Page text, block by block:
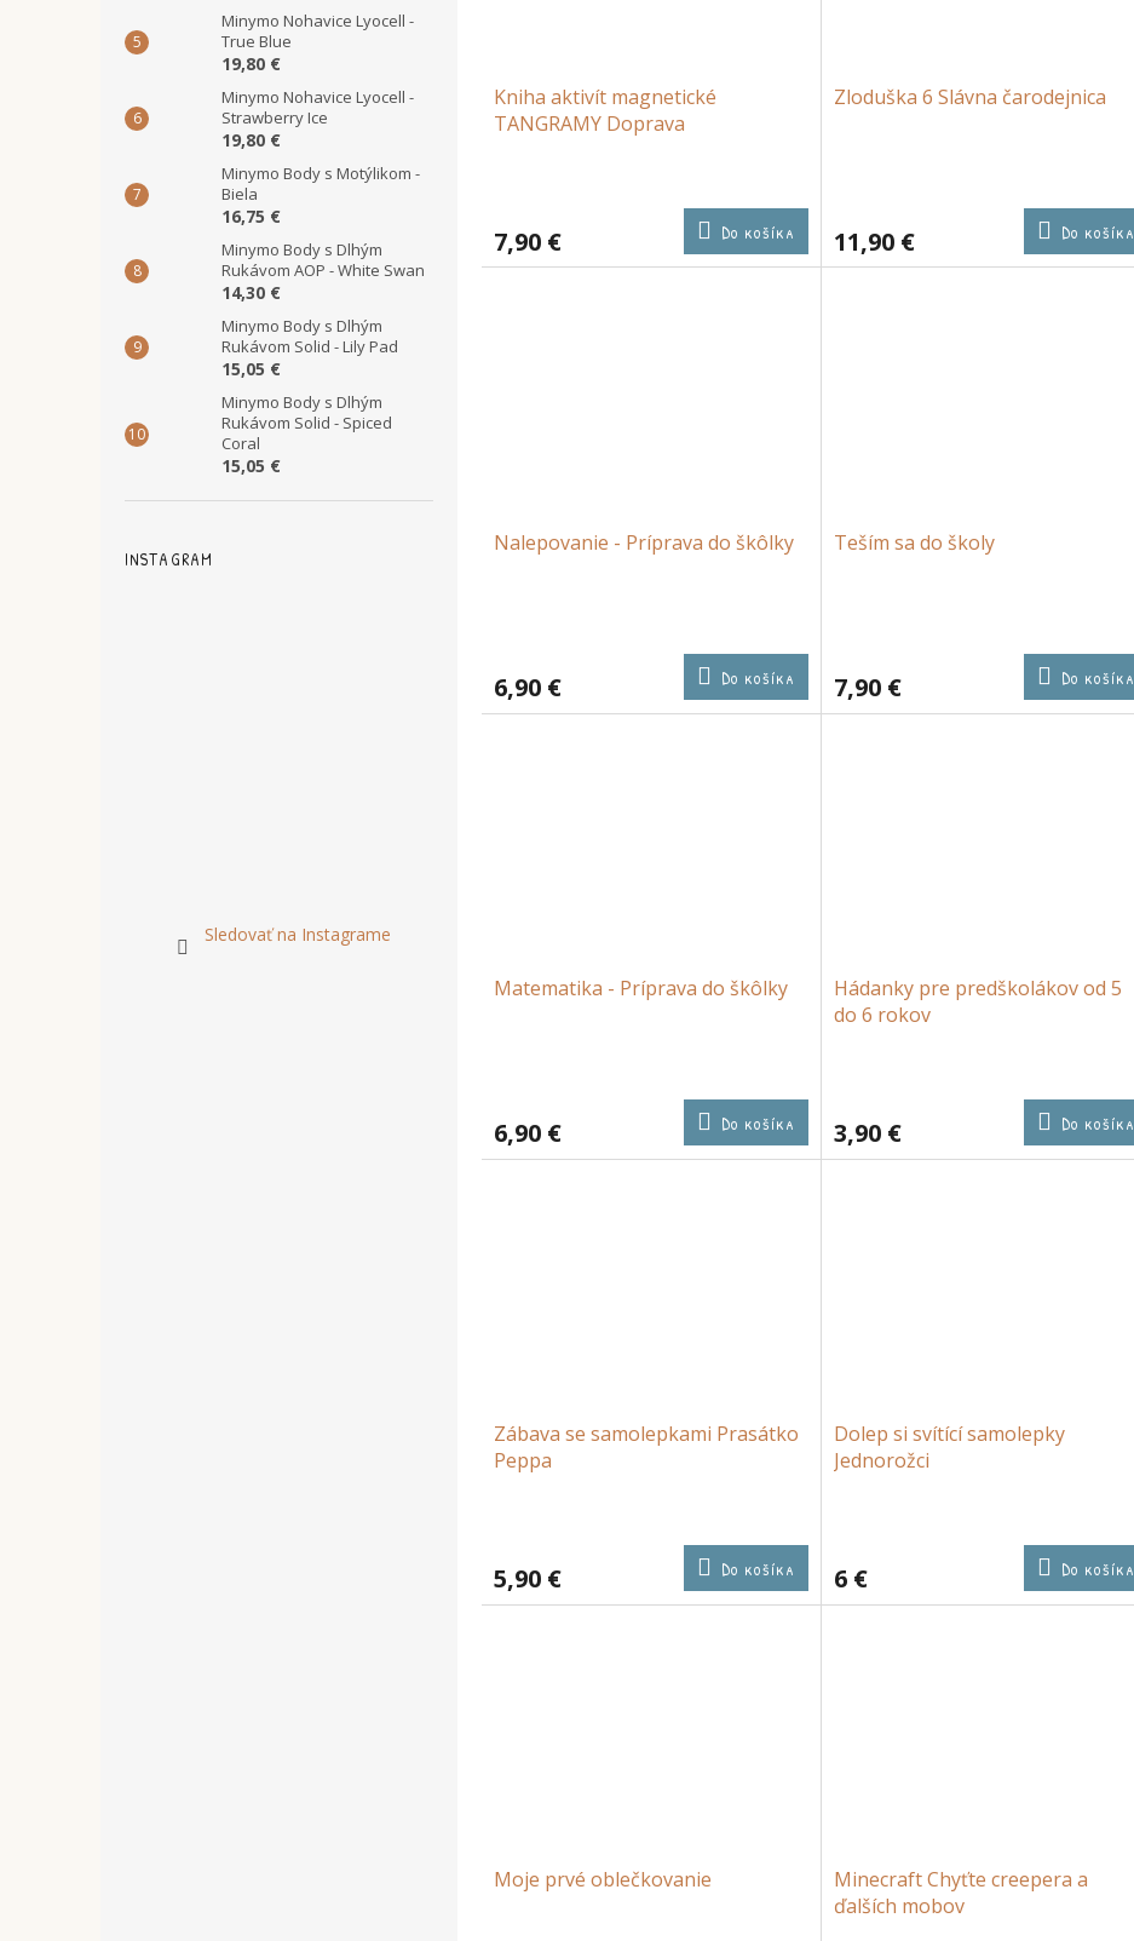
Minymo Nohavice Lyocell -
True Blue
19,80 €
Minymo Nohavice Lyocell -
Strawberry Ice
19,80 €
Minymo Body s Motýlikom -
Biela
16,75 €
Minymo Body s Dlhým
Rukávom AOP - White Swan
14,30 €
Minymo Body s Dlhým
Rukávom Solid - Lily Pad
15,05 €
Minymo Body s Dlhým
Rukávom Solid - Spiced
Coral
15,05 €
INSTAGRAM
Sledovať na Instagrame
Kniha aktivít magnetické
TANGRAMY Doprava
7,90 € Do košíka
Zloduška 6 Slávna čarodejnica
11,90 € Do košíka
Nalepovanie - Príprava do škôlky
6,90 € Do košíka
Teším sa do školy
7,90 € Do košíka
Matematika - Príprava do škôlky
6,90 € Do košíka
Hádanky pre predškolákov od 5
do 6 rokov
3,90 € Do košíka
Zábava se samolepkami Prasátko
Peppa
5,90 € Do košíka
Dolep si svítící samolepky
Jednorožci
6 € Do košíka
Moje prvé oblečkovanie
Minecraft Chyťte creepera a
ďalších mobov